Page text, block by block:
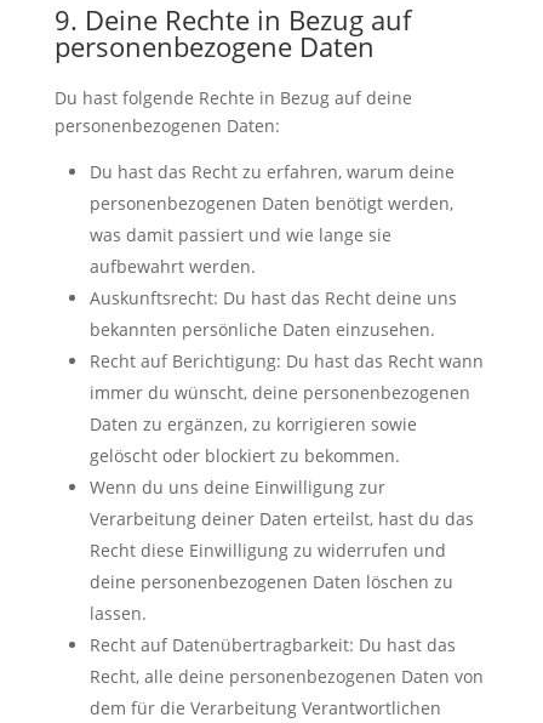
9. Deine Rechte in Bezug auf
personenbezogene Daten
Du hast folgende Rechte in Bezug auf deine
personenbezogenen Daten:
Du hast das Recht zu erfahren, warum deine
personenbezogenen Daten benötigt werden,
was damit passiert und wie lange sie
aufbewahrt werden.
Auskunftsrecht: Du hast das Recht deine uns
bekannten persönliche Daten einzusehen.
Recht auf Berichtigung: Du hast das Recht wann
immer du wünscht, deine personenbezogenen
Daten zu ergänzen, zu korrigieren sowie
gelöscht oder blockiert zu bekommen.
Wenn du uns deine Einwilligung zur
Verarbeitung deiner Daten erteilst, hast du das
Recht diese Einwilligung zu widerrufen und
deine personenbezogenen Daten löschen zu
lassen.
Recht auf Datenübertragbarkeit: Du hast das
Recht, alle deine personenbezogenen Daten von
dem für die Verarbeitung Verantwortlichen